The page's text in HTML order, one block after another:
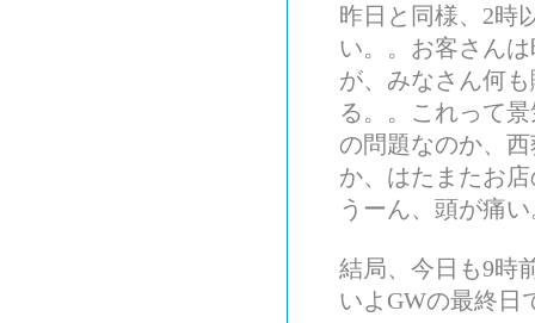
昨日と同様、2時
い。。お客さん
が、みなさん何
る。。これって
の問題なのか、
か、はたまたお
うーん、頭が痛
結局、今日も9時
いよGWの最終日